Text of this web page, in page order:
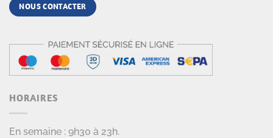
NOUS CONTACTER
HORAIRES
En semaine : 9h30 à 23h.